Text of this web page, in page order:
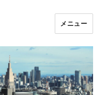
メニュー